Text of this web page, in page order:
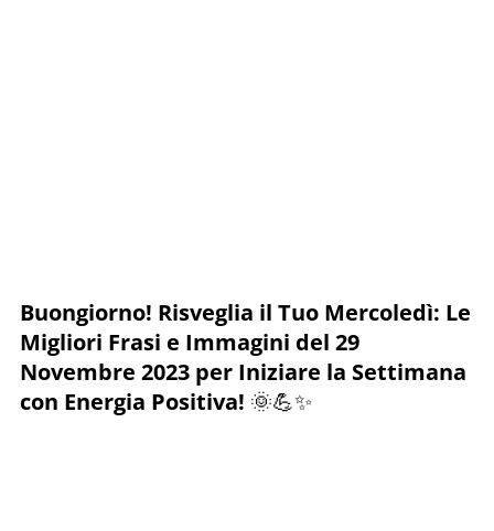
Buongiorno! Risveglia il Tuo Mercoledì: Le
Migliori Frasi e Immagini del 29
Novembre 2023 per Iniziare la Settimana
con Energia Positiva! 🌞💪✨